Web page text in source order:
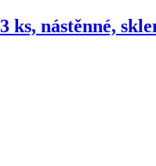
3 ks, nástěnné,